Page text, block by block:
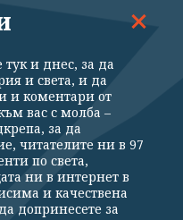
КАЛЕЙДОСКОП
за поверителност
За Клуб Z
ни
и днес, за да
и света, и да
и коментари от
вас с молба –
за да
читателите ни в 97
по света,
ни в интернет в
и качествена
допринесете за